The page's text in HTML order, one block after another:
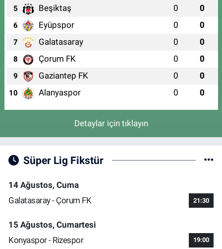
5 Beşiktaş 0 0
6 Eyüpspor 0 0
7 Galatasaray 0 0
8 Çorum FK 0 0
9 Gaziantep FK 0 0
10 Alanyaspor 0 0
Detaylar için tıklayın
Süper Lig Fikstür
14 Ağustos, Cuma
Galatasaray - Çorum FK
21:30
15 Ağustos, Cumartesi
Konyaspor - Rizespor
19:00